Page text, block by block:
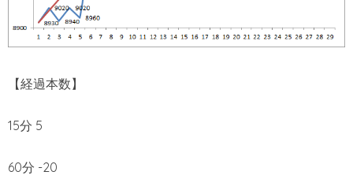
【経過本数】
15分 5
60分 -20